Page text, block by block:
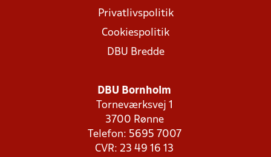
Privatlivspolitik
Cookiespolitik
DBU Bredde
DBU Bornholm
Torneværksvej 1
3700 Rønne
Telefon: 5695 7007
CVR: 23 49 16 13